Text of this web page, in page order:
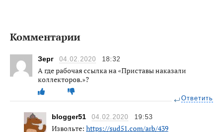
Комментарии
Зерг 04.02.2020 18:32
А где рабочая ссылка на «Приставы наказали
коллекторов.»?
Ответить
blogger51 04.02.2020 19:53
Извольте: https://sud51.com/arb/439